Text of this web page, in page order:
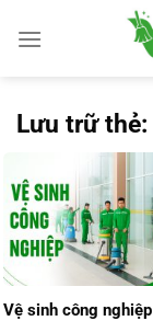
qua
Lưu trữ thẻ:
Vệ sinh công nghiệp